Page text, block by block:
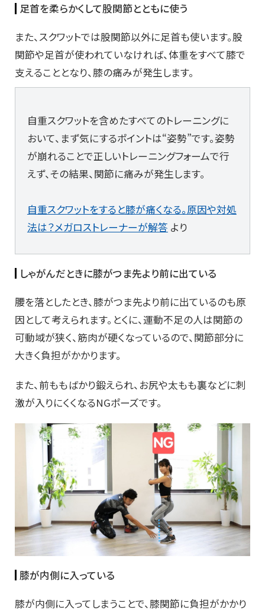
足首を柔らかくして股関節とともに使う
また、スクワットでは股関節以外に足首も使います。股
関節や足首が使われていなければ、体重をすべて膝で
支えることとなり、膝の痛みが発生します。
自重スクワットを含めたすべてのトレーニングに
おいて、まず気にするポイントは“姿勢”です。姿勢
が崩れることで正しいトレーニングフォームで行
えず、その結果、関節に痛みが発生します。
自重スクワットをすると膝が痛くなる。原因や対処
法は？メガロストレーナーが解答 より
しゃがんだときに膝がつま先より前に出ている
腰を落としたとき、膝がつま先より前に出ているのも原
因として考えられます。とくに、運動不足の人は関節の
可動域が狭く、筋肉が硬くなっているので、関節部分に
大きく負担がかかります。
また、前ももばかり鍛えられ、お尻や太もも裏などに刺
激が入りにくくなるNGポーズです。
膝が内側に入っている
膝が内側に入ってしまうことで、膝関節に負担がかかり